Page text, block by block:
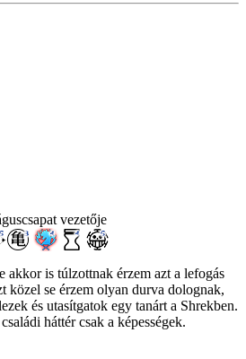
vezetője
akkor is túlzottnak érzem azt a lefogás
közel se érzem olyan durva dolognak,
és utasítgatok egy tanárt a Shrekben.
háttér csak a képességek.